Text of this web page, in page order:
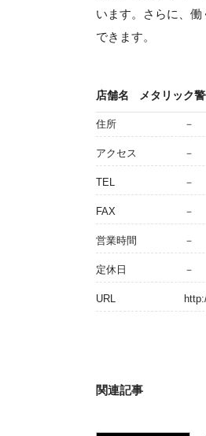
います。さらに、
できます。
店舗名 メタリック
住所 －
アクセス －
TEL －
FAX －
営業時間 －
定休日 －
URL
関連記事